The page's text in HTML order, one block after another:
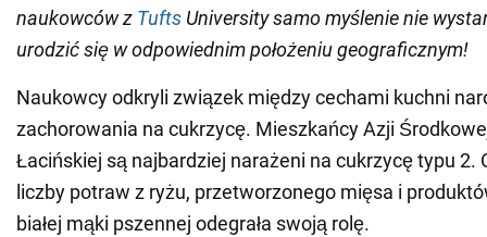
naukowców z Tufts University samo myślenie nie
urodzić się w odpowiednim położeniu geograficznym!
Naukowcy odkryli związek między cechami kuchni
zachorowania na cukrzycę. Mieszkańcy Azji
Łacińskiej są najbardziej narażeni na cukrzycę typu 2.
liczby potraw z ryżu, przetworzonego mięsa i
białej mąki pszennej odegrała swoją rolę.